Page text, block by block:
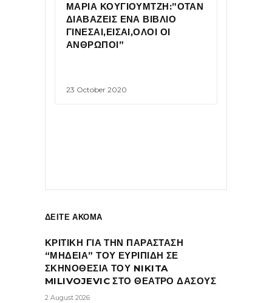
ΜΑΡΙΑ ΚΟΥΓΙΟΥΜΤΖΗ:”ΟΤΑΝ
ΔΙΑΒΑΖΕΙΣ ΕΝΑ ΒΙΒΛΙΟ
ΓΙΝΕΣΑΙ,ΕΙΣΑΙ,ΟΛΟΙ ΟΙ
ΑΝΘΡΩΠΟΙ”
23 October 2020
ΔΕΙΤΕ ΑΚΟΜΑ
ΚΡΙΤΙΚΗ ΓΙΑ ΤΗΝ ΠΑΡΑΣΤΑΣΗ
“ΜΗΔΕΙΑ” ΤΟΥ ΕΥΡΙΠΙΔΗ ΣΕ
ΣΚΗΝΟΘΕΣΙΑ ΤΟΥ NIKITA
MILIVOJEVIC ΣΤΟ ΘΕΑΤΡΟ ΔΑΣΟΥΣ
2 August 2026